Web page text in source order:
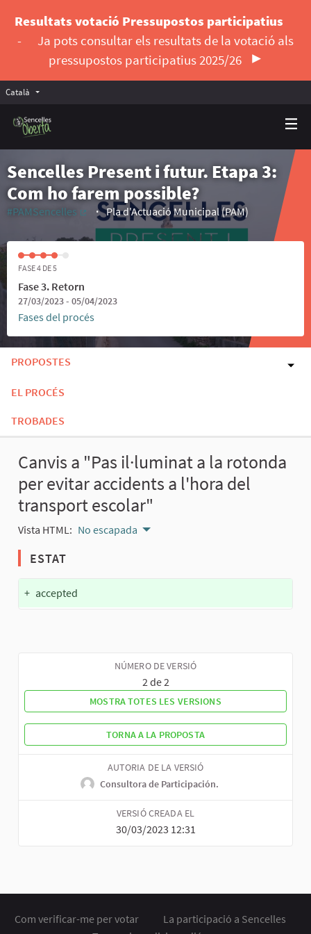
Resultats votació Pressupostos participatius
-
Ja pots consultar els resultats de la votació als
pressupostos participatius 2025/26
Català Triar la llengua
Sencelles Present i futur. Etapa 3:
Com ho farem possible?
#PAMSencelles
(Enllaç extern)
Pla d'Actuació Municipal (PAM)
FASE 4 DE 5
Fase 3. Retorn
27/03/2023 - 05/04/2023
Fases del procés
PROPOSTES
EL PROCÉS
TROBADES
Canvis a "Pas il·luminat a la rotonda
per evitar accidents a l'hora del
transport escolar"
Vista HTML: No escapada
ESTAT
+ accepted
NÚMERO DE VERSIÓ
2 de 2
MOSTRA TOTES LES VERSIONS
TORNA A LA PROPOSTA
AUTORIA DE LA VERSIÓ
Consultora de Participación.
VERSIÓ CREADA EL
30/03/2023 12:31
Com verificar-me per votar
La participació a Sencelles